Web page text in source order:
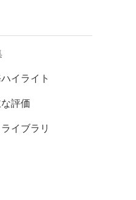
イライト
評価
イブラリ